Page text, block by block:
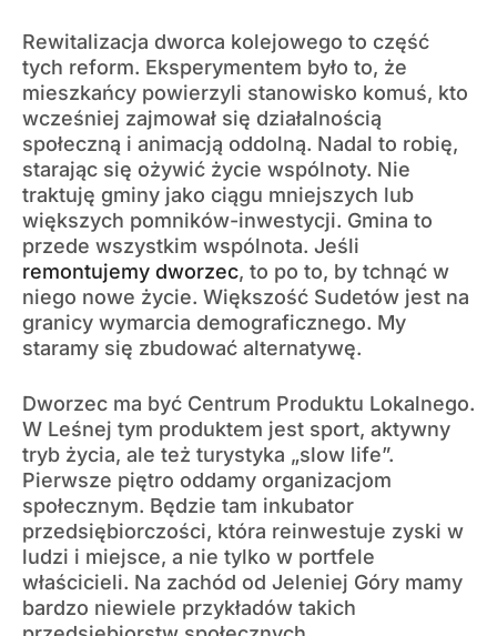
Rewitalizacja dworca kolejowego to część
tych reform. Eksperymentem było to, że
mieszkańcy powierzyli stanowisko komuś, kto
wcześniej zajmował się działalnością
społeczną i animacją oddolną. Nadal to robię,
starając się ożywić życie wspólnoty. Nie
traktuję gminy jako ciągu mniejszych lub
większych pomników-inwestycji. Gmina to
przede wszystkim wspólnota. Jeśli
remontujemy dworzec, to po to, by tchnąć w
niego nowe życie. Większość Sudetów jest na
granicy wymarcia demograficznego. My
staramy się zbudować alternatywę.
Dworzec ma być Centrum Produktu Lokalnego.
W Leśnej tym produktem jest sport, aktywny
tryb życia, ale też turystyka „slow life”.
Pierwsze piętro oddamy organizacjom
społecznym. Będzie tam inkubator
przedsiębiorczości, która reinwestuje zyski w
ludzi i miejsce, a nie tylko w portfele
właścicieli. Na zachód od Jeleniej Góry mamy
bardzo niewiele przykładów takich